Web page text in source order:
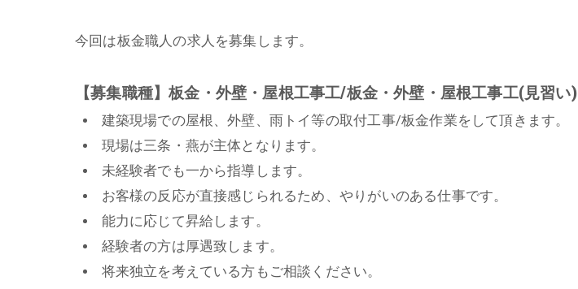
今回は板金職人の求人を募集します。
【募集職種】板金・外壁・屋根工事工/板金・外壁・屋根工事工(見習い)
建築現場での屋根、外壁、雨トイ等の取付工事/板金作業をして頂きます。
現場は三条・燕が主体となります。
未経験者でも一から指導します。
お客様の反応が直接感じられるため、やりがいのある仕事です。
能力に応じて昇給します。
経験者の方は厚遇致します。
将来独立を考えている方もご相談ください。